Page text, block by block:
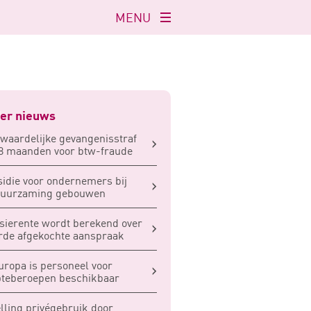
Navigatie
openen
MENU
nieuws
gevangenisstraf
maanden voor btw-fraude
voor ondernemers bij
gebouwen
wordt berekend over
afgekochte aanspraak
is personeel voor
beschikbaar
privégebruik door